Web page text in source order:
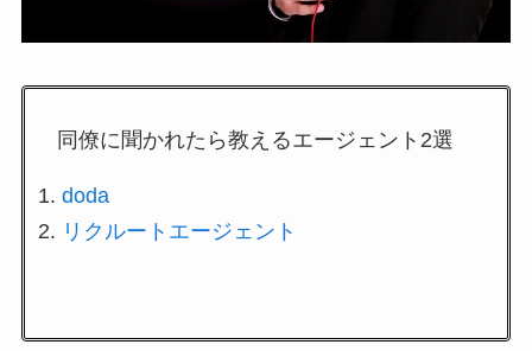
同僚に聞かれたら教えるエージェント2選
doda
リクルートエージェント